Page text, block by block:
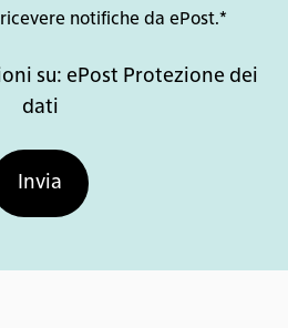
notifiche da ePost.*
su: ePost Protezione dei
dati